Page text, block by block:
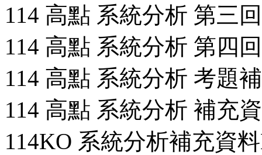
114 高點 系統分析 第三
114 高點 系統分析 第四
114 高點 系統分析 考題
114 高點 系統分析 補充
114KO 系統分析補充資